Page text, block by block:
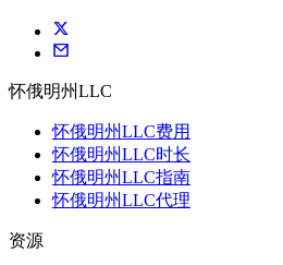
怀俄明州LLC
怀俄明州LLC费用
怀俄明州LLC时长
怀俄明州LLC指南
怀俄明州LLC代理
资源